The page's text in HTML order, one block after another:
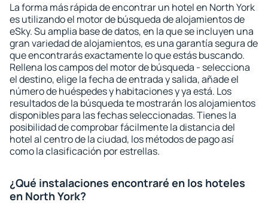
La forma más rápida de encontrar un hotel en North York
es utilizando el motor de búsqueda de alojamientos de
eSky. Su amplia base de datos, en la que se incluyen una
gran variedad de alojamientos, es una garantía segura de
que encontrarás exactamente lo que estás buscando.
Rellena los campos del motor de búsqueda - selecciona
el destino, elige la fecha de entrada y salida, añade el
número de huéspedes y habitaciones y ya está. Los
resultados de la búsqueda te mostrarán los alojamientos
disponibles para las fechas seleccionadas. Tienes la
posibilidad de comprobar fácilmente la distancia del
hotel al centro de la ciudad, los métodos de pago así
como la clasificación por estrellas.
¿Qué instalaciones encontraré en los hoteles
en North York?